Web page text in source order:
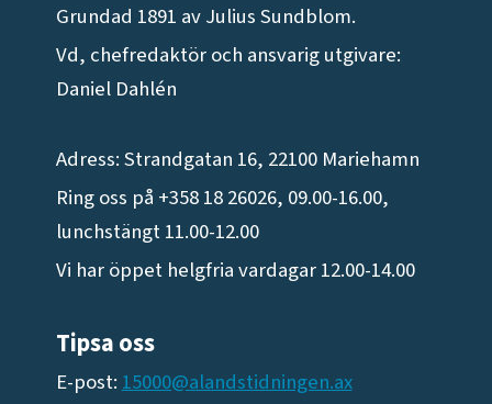
Grundad 1891 av Julius Sundblom.
Vd, chefredaktör och ansvarig utgivare:
Daniel Dahlén
Adress: Strandgatan 16, 22100 Mariehamn
Ring oss på +358 18 26026, 09.00-16.00,
lunchstängt 11.00-12.00
Vi har öppet helgfria vardagar 12.00-14.00
Tipsa oss
E-post:15000@alandstidningen.ax